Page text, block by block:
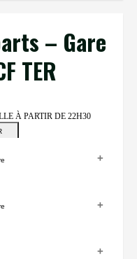
– Gare
TER